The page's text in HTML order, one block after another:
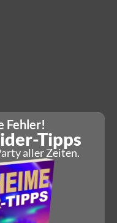
Fehler!
Tipps
aller Zeiten.